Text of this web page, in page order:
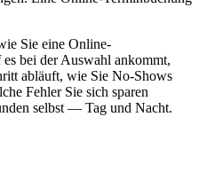
Sie eine Online-
bei der Auswahl ankommt,
abläuft, wie Sie No-Shows
Fehler Sie sich sparen
selbst — Tag und Nacht.